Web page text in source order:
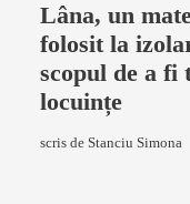
Lâna, un
folosit la
scopul de a fi
locuințe
scris de Stanciu Simona